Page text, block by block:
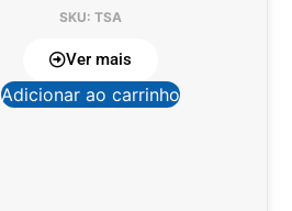
SKU: TSA
Ver mais
Adicionar ao carrinho